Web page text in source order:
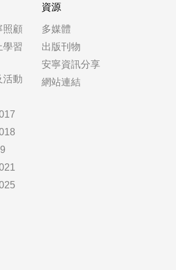
照顧
學習
活動
資源
多媒體
出版刊物
安寧資訊分享
網站連結